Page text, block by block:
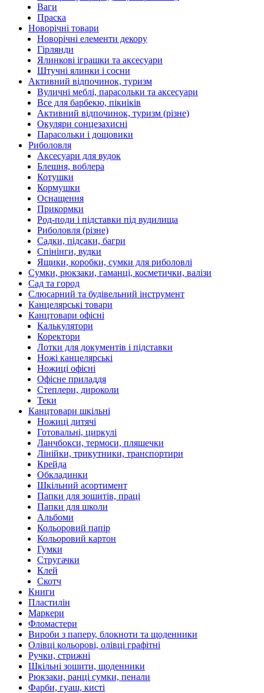
Ваги
Праска
Новорічні товари
Новорічні елементи декору
Гірлянди
Ялинкові іграшки та аксесуари
Штучні ялинки і сосни
Активний відпочинок, туризм
Вуличні меблі, парасольки та аксесуари
Все для барбекю, пікніків
Активний відпочинок, туризм (різне)
Окуляри сонцезахисні
Парасольки і дощовики
Риболовля
Аксесуари для вудок
Блешня, воблера
Котушки
Кормушки
Оснащення
Прикормки
Род-поди і підставки під вудилища
Риболовля (різне)
Садки, підсаки, багри
Спінінги, вудки
Ящики, коробки, сумки для риболовлі
Сумки, рюкзаки, гаманці, косметички, валізи
Сад та город
Слюсарний та будівельний інструмент
Канцелярські товари
Канцтовари офісні
Калькулятори
Коректори
Лотки для документів і підставки
Ножі канцелярські
Ножиці офісні
Офісне приладдя
Степлери, дироколи
Теки
Канцтовари шкільні
Ножиці дитячі
Готовальні, циркулі
Ланчбокси, термоси, пляшечки
Лінійки, трикутники, транспортири
Крейда
Обкладинки
Шкільний асортимент
Папки для зошитів, праці
Папки для школи
Альбоми
Кольоровий папір
Кольоровий картон
Гумки
Стругачки
Клей
Скотч
Книги
Пластилін
Маркери
Фломастери
Вироби з паперу, блокноти та щоденники
Олівці кольорові, олівці графітні
Ручки, стрижні
Шкільні зошити, щоденники
Рюкзаки, ранці сумки, пенали
Фарби, гуаш, кисті